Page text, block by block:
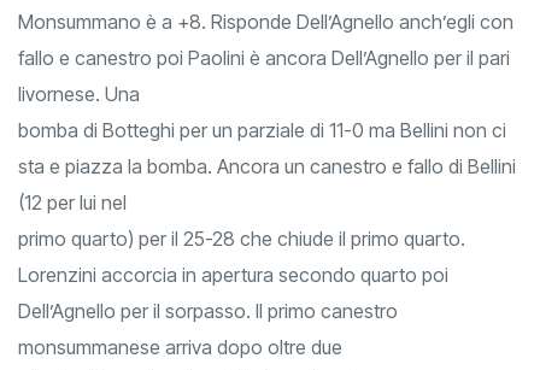
Monsummano è a +8. Risponde Dell’Agnello anch’egli con
fallo e canestro poi Paolini è ancora Dell’Agnello per il pari
livornese. Una
bomba di Botteghi per un parziale di 11-0 ma Bellini non ci
sta e piazza la bomba. Ancora un canestro e fallo di Bellini
(12 per lui nel
primo quarto) per il 25-28 che chiude il primo quarto.
Lorenzini accorcia in apertura secondo quarto poi
Dell’Agnello per il sorpasso. Il primo canestro
monsummanese arriva dopo oltre due